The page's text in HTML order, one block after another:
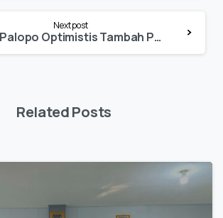
Next post
UIN Palopo Optimistis Tambah Prodi Unggul Melalui Akreditasi HTN Fakultas Syariah
Related Posts